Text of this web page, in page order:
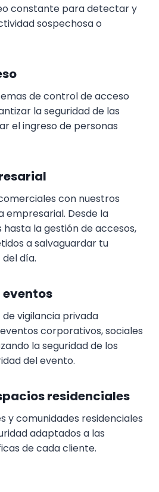
constante para detectar y
sospechosa o
de control de acceso
la seguridad de las
el ingreso de personas
con nuestros
empresarial. Desde la
la gestión de accesos,
a salvaguardar tu
día.
vigilancia privada
corporativos, sociales
la seguridad de los
del evento.
residenciales
y comunidades residenciales
adaptados a las
de cada cliente.